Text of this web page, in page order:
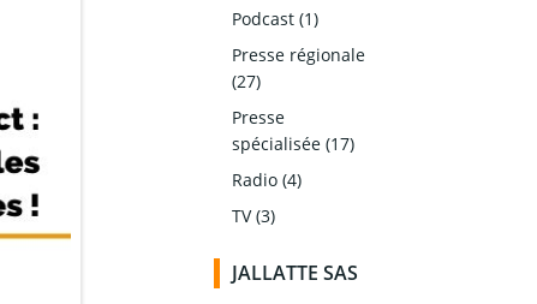
Podcast (1)
Presse régionale
(27)
Presse
spécialisée (17)
Radio (4)
TV(3)
JALLATTE SAS